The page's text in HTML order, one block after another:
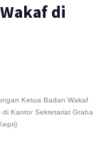
di
Ketua Badan Wakaf
di Kantor Sekretariat Graha